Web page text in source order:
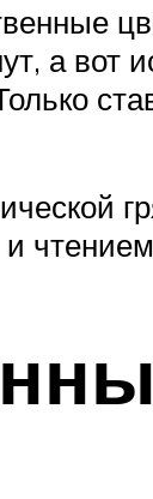
а вот
чтением